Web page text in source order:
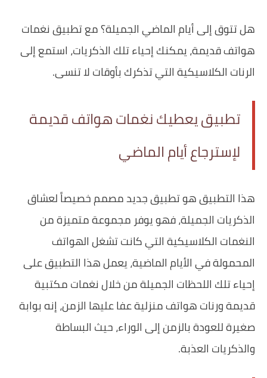
هل تتوق إلى أيام الماضي الجميلة؟ مع تطبيق نغمات
هواتف قديمة، يمكنك إحياء تلك الذكريات، استمع إلى
الرنات الكلاسيكية التي تذكرك بأوقات لا تنسى.
تطبيق يعطيك نغمات هواتف قديمة
لإسترجاع أيام الماضي
هذا التطبيق هو تطبيق جديد مصمم خصيصاً لعشاق
الذكريات الجميلة، فهو يوفر مجموعة متميزة من
النغمات الكلاسيكية التي كانت تشغل الهواتف
المحمولة في الأيام الماضية، يعمل هذا التطبيق على
إحياء تلك اللحظات الجميلة من خلال نغمات مكتبية
قديمة ورنات هواتف منزلية عفا عليها الزمن، إنه بوابة
صغيرة للعودة بالزمن إلى الوراء، حيث البساطة
والذكريات العذبة.